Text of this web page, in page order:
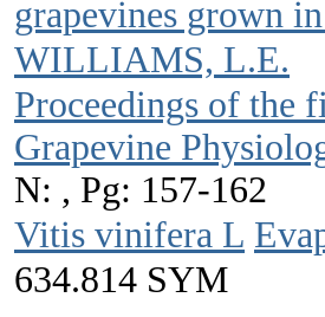
grapevines grown
WILLIAMS, L.E.
Proceedings of the
Grapevine
N: , Pg: 157-162
Vitis vinifera L
634.814 SYM